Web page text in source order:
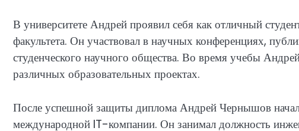
В университете Андрей проявил себя как отличный
факультета. Он участвовал в научных конференциях,
студенческого научного общества. Во время учебы
различных образовательных проектах.
После успешной защиты диплома Андрей Чернышов
международной IT-компании. Он занимал должность